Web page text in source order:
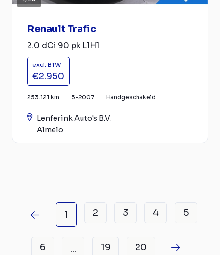
Renault Trafic
2.0 dCi 90 pk L1H1
excl. BTW
€2.950
253.121 km 5-2007 Handgeschakeld
Lenferink Auto's B.V.
Almelo
1 2 3 4 5
6 ... 19 20